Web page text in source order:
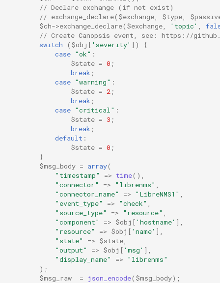
// Declare exchange (if not exist)
// exchange_declare($exchange, $type,
$ch->exchange_declare( $exchange, 'topic' ,
// Create Canopsis event, see: https://
switch
( $obj [ 'severity' ])
{
case "ok" :
$state = 0 ;
break ;
case "warning" :
$state = 2;
break ;
case "critical" :
$state = 3 ;
break ;
default :
$state = 0 ;
}
$msg_body = array(
"timestamp"
=> time(),
"connector"
=> "librenms" ,
"connector_name"
=> "LibreNMS1" ,
"event_type"
=> "check" ,
"source_type"
=> "resource" ,
"component"
=> $obj [ 'hostname' ],
"resource"
=> $obj [ 'name' ],
"state"
=> $state,
"output"
=> $obj [ 'msg' ],
"display_name"
=>
"librenms"
);
$msg_raw
= json_encode( $msg_body);